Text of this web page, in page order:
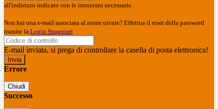
all'indirizzo indicato con le istruzioni necessarie.
Non hai una e-mail associata al nome utente? Effettua il reset della password
tramite la Login Spaggiari
E-mail inviata, si prega di controllare la casella di posta elettronica!
Errore
Chiudi
Successo